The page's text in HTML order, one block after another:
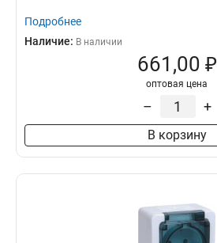
Подробнее
Наличие: В наличии
661,00 ₽
оптовая цена
– +
В корзину